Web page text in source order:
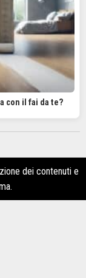
con il fai da te?
dei contenuti e